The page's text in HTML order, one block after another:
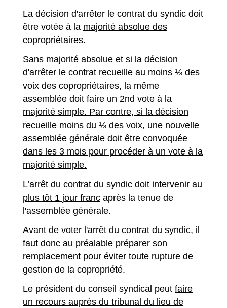
La décision d'arrêter le contrat du syndic doit
être votée à la majorité absolue des
copropriétaires.
Sans majorité absolue et si la décision
d'arrêter le contrat recueille au moins ⅓ des
voix des copropriétaires, la même
assemblée doit faire un 2nd vote à la
majorité simple. Par contre, si la décision
recueille moins du ⅓ des voix, une nouvelle
assemblée générale doit être convoquée
dans les 3 mois pour procéder à un vote à la
majorité simple.
L’arrêt du contrat du syndic doit intervenir au
plus tôt 1 jour franc après la tenue de
l'assemblée générale.
Avant de voter l'arrêt du contrat du syndic, il
faut donc au préalable préparer son
remplacement pour éviter toute rupture de
gestion de la copropriété.
Le président du conseil syndical peut faire
un recours auprès du tribunal du lieu de